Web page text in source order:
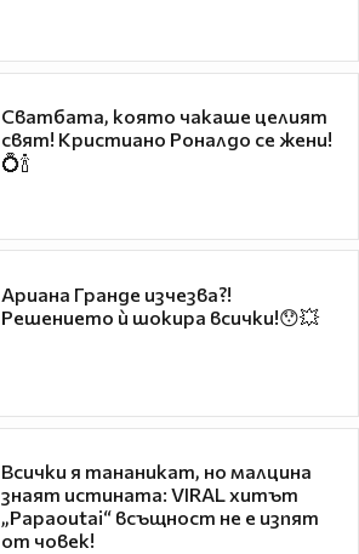
Сватбата, която чакаше целият
свят! Кристиано Роналдо се жени!
💍🍾
Ариана Гранде изчезва?!
Решението ѝ шокира всички!😯💥
Всички я тананикат, но малцина
знаят истината: VIRAL хитът
„Papaoutai“ всъщност не е изпят
от човек!